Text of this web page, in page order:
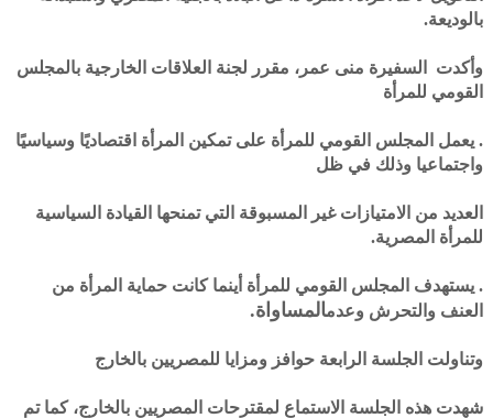
بالوديعة.
وأكدت السفيرة منى عمر، مقرر لجنة العلاقات الخارجية بالمجلس
القومي للمرأة
. يعمل المجلس القومي للمرأة على تمكين المرأة اقتصاديًا وسياسيًا
واجتماعيا وذلك في ظل
العديد من الامتيازات غير المسبوقة التي تمنحها القيادة السياسية
للمرأة المصرية.
. يستهدف المجلس القومي للمرأة أينما كانت حماية المرأة من
العنف والتحرش وعدمالمساواة.
وتناولت الجلسة الرابعة حوافز ومزايا للمصريين بالخارج
شهدت هذه الجلسة الاستماع لمقترحات المصريين بالخارج، كما تم